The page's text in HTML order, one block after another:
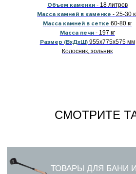
Объем каменки- 18 литров
Масса камней в каменке - 25-30
Масса камней в сетке 60-80 кг
Масса печи- 197 кг
Размер (ВхДхШ) 955х775х575 мм
Колосник, зольник
СМОТРИТЕ